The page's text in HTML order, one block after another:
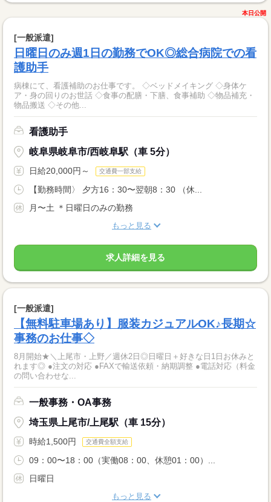
本日公開
[一般派遣]
日曜日のみ週1日の勤務でOK◎総合病院での看
護助手
病棟にて、看護補助のお仕事です。 ◇ベッドメイキング ◇身体ケ
ア・身の回りのお世話 ◇食事の配膳・下膳、食事補助 ◇物品補充・
物品搬送 ◇その他...
看護助手
岐阜県岐阜市/西岐阜駅（車 5分）
日給20,000円～ 交通費一部支給
【勤務時間〉 夕方16：30〜翌朝8：30 （休...
月〜土 ＊日曜日のみの勤務
もっと見る
求人詳細を見る
[一般派遣]
【無料駐車場あり】服装カジュアルOK♪長期☆
事務のお仕事◇
8月開始★＼上尾市・上野／週休2日◎日曜日＋好きな日1日お休みと
れます◎ ●注文の対応 ●FAXで輸送依頼・納期調整 ●電話対応（料金
の問い合わせな...
一般事務・OA事務
埼玉県上尾市/上尾駅（車 15分）
時給1,500円 交通費全額支給
09：00〜18：00（実働08：00、休憩01：00）...
日曜日
もっと見る